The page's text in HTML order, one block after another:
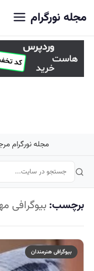
مجله نورگرام
مجله نورگرام
برچسب: بیوگرافی
بیوگرافی هنرمندان